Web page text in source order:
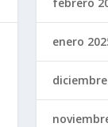
enero